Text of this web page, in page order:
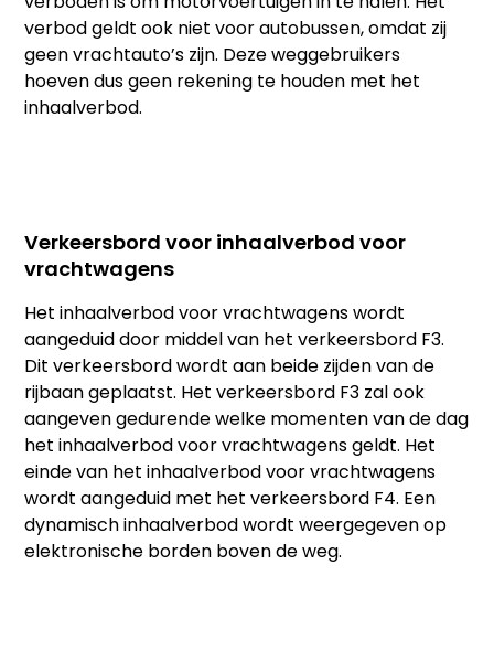
verbod geldt ook niet voor autobussen, omdat zij
geen vrachtauto’s zijn. Deze weggebruikers
hoeven dus geen rekening te houden met het
inhaalverbod.
Verkeersbord voor inhaalverbod voor
vrachtwagens
Het inhaalverbod voor vrachtwagens wordt
aangeduid door middel van het verkeersbord F3.
Dit verkeersbord wordt aan beide zijden van de
rijbaan geplaatst. Het verkeersbord F3 zal ook
aangeven gedurende welke momenten van de dag
het inhaalverbod voor vrachtwagens geldt. Het
einde van het inhaalverbod voor vrachtwagens
wordt aangeduid met het verkeersbord F4. Een
dynamisch inhaalverbod wordt weergegeven op
elektronische borden boven de weg.